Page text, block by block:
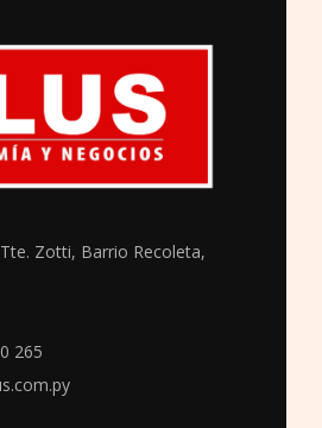
Zotti, Barrio Recoleta,
265